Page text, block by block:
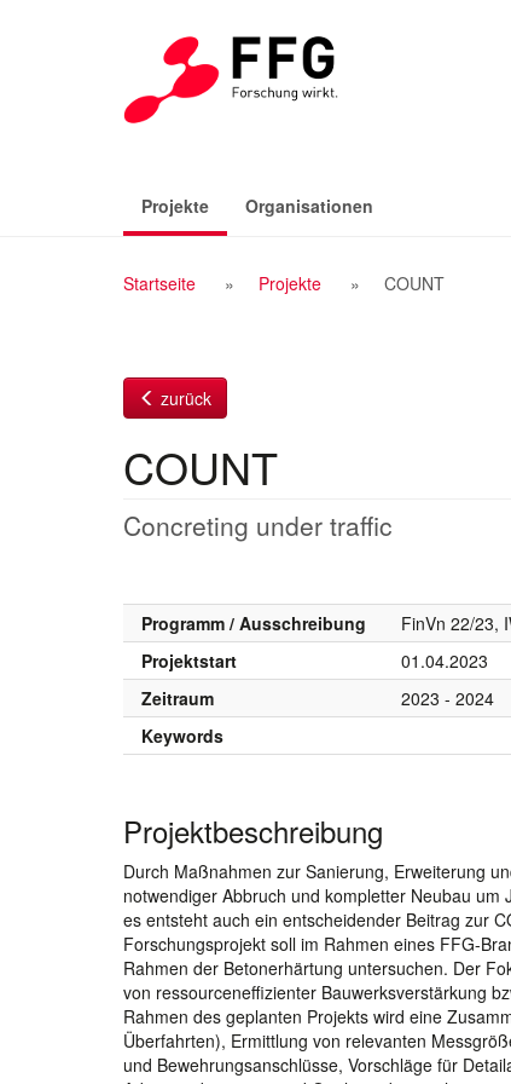
Projekte(aktiv)Organisationen
Breadcrumb
Startseite Projekte COUNT
zurück
COUNT
Concreting under traffic
Programm / Ausschreibung FinVn 22/23,
Projektstart
01.04.2023
Zeitraum
2023 - 2024
Keywords
Projektbeschreibung
Durch Maßnahmen zur Sanierung, Erweiterung
notwendiger Abbruch und kompletter Neubau
es entsteht auch ein entscheidender Beitrag zur
Forschungsprojekt soll im Rahmen eines FFG-
Rahmen der Betonerhärtung untersuchen. Der
von ressourceneffizienter Bauwerksverstärkung
Rahmen des geplanten Projekts wird eine
Überfahrten), Ermittlung von relevanten
und Bewehrungsanschlüsse, Vorschläge für